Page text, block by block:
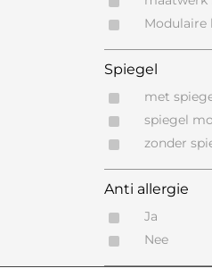
WAGNER
WENKO
WILLI
WILLISAU
ZACK
ZUMSTEG
Zwart,
Modulaire
Spiegel
met
spiegel
zonder
Anti allergie
Ja
Nee